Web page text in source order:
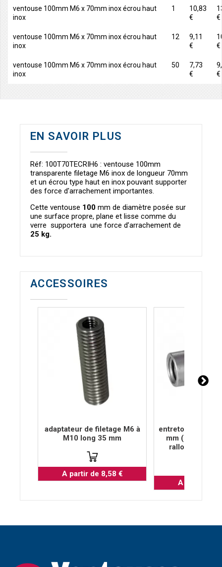
ventouse 100mm M6 x 70mm inox écrou haut
inox
1
10,83
€
€
ventouse 100mm M6 x 70mm inox écrou haut
inox
12
9,11
€
€
ventouse 100mm M6 x 70mm inox écrou haut
inox
50
7,73
€
€
EN SAVOIR PLUS
Réf: 100T70TECRIH6 : ventouse 100mm
transparente filetage M6 inox de longueur 70mm
et un écrou type haut en inox pouvant supporter
des force d'arrachement importantes.
Cette ventouse 100mm de diamètre posée sur
une surface propre, plane et lisse comme du
verre supportera une force d’arrachement de
25 kg.
ACCESSOIRES
adaptateur de filetage M6 à
M10 long 35 mm
A partir de 8,58 €
entretoise
mm (inox A2)
rallonger des
A partir de